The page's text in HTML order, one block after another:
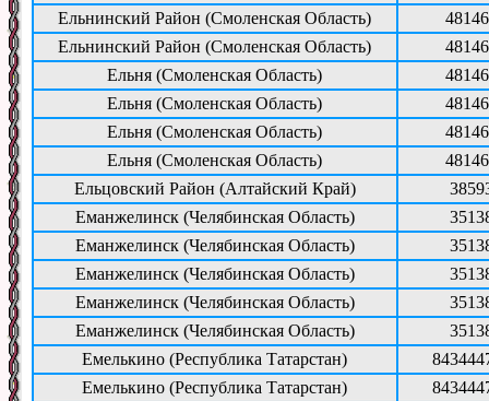
Ельнинский Район (Смоленская Область)
Ельнинский Район (Смоленская Область)
Ельня (Смоленская Область)
Ельня (Смоленская Область)
Ельня (Смоленская Область)
Ельня (Смоленская Область)
Ельцовский Район (Алтайский Край)
Еманжелинск (Челябинская Область)
Еманжелинск (Челябинская Область)
Еманжелинск (Челябинская Область)
Еманжелинск (Челябинская Область)
Еманжелинск (Челябинская Область)
Емелькино (Республика Татарстан)
Емелькино (Республика Татарстан)